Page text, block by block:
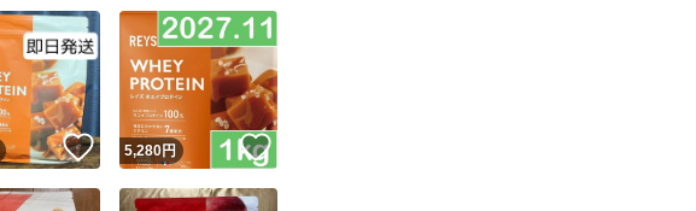
いいね！
5,280円